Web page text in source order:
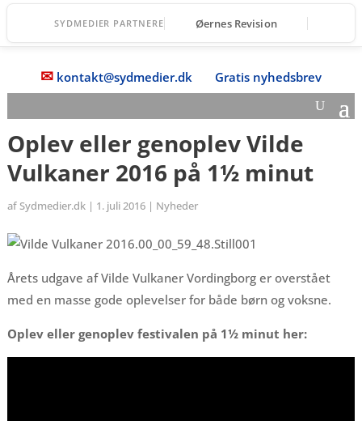
SYDMEDIER PARTNERE Øernes Revision
✉ kontakt@sydmedier.dk Gratis nyhedsbrev
Oplev eller genoplev Vilde
Vulkaner 2016 på 1½ minut
af Sydmedier.dk| 1. juli 2016| Nyheder
Årets udgave af Vilde Vulkaner Vordingborg er overstået
med en masse gode oplevelser for både børn og voksne.
Oplev eller genoplev festivalen på 1½ minut her: